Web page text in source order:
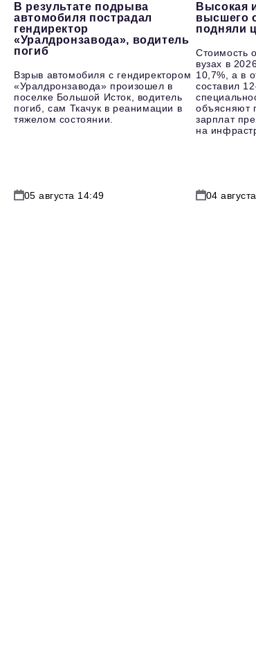
В результате подрыва
автомобиля пострадал
гендиректор
«Уралдронзавода», водитель
погиб
Взрыв автомобиля с гендиректором
«Уралдронзавода» произошел в
поселке Большой Исток, водитель
погиб, сам Ткачук в реанимации в
тяжелом состоянии.
05 августа 14:49
Высокая
высшего
подняли
Стоимость
вузах в
10,7%, а в
составил
объясняют
зарплат
на
04